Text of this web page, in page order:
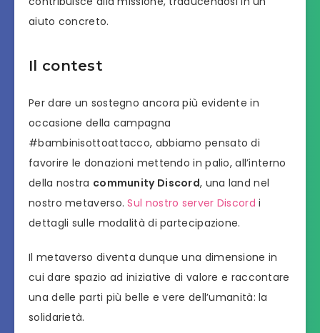
aiuto concreto.
Il contest
Per dare un sostegno ancora più evidente in
occasione della campagna
#bambinisottoattacco, abbiamo pensato di
favorire le donazioni mettendo in palio, all’interno
della nostra community Discord, una land nel
nostro metaverso.Sul nostro server Discord i
dettagli sulle modalità di partecipazione.
Il metaverso diventa dunque una dimensione in
cui dare spazio ad iniziative di valore e raccontare
una delle parti più belle e vere dell’umanità: la
solidarietà.